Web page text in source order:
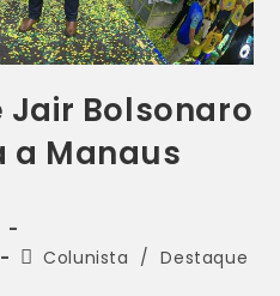
Bolsonaro
a Manaus
Colunista / Destaque